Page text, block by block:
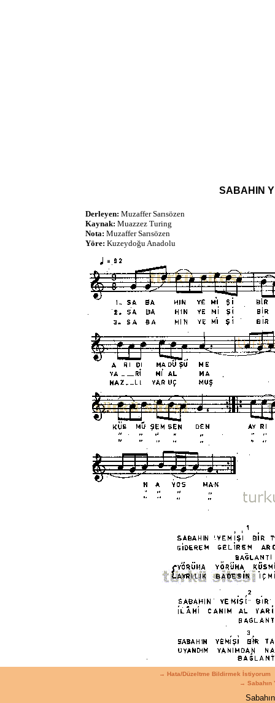
SABAHIN
Derleyen: Muzaffer Sarısözen
Kaynak: Muazzez Turing
Nota: Muzaffer Sarısözen
Yöre: Kuzeydoğu Anadolu
→ Hata/Düzeltme Bildirmek İstiyorum
→ Sabahın